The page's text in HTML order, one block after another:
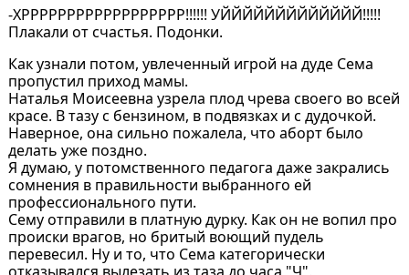
-ХРРРРРРРРРРРРРРРРРР!!!!!! УЙЙЙЙЙЙЙЙЙЙЙЙЙ!!!!!
Плакали от счастья. Подонки.
Как узнали потом, увлеченный игрой на дуде Сема
пропустил приход мамы.
Наталья Моисеевна узрела плод чрева своего во всей
красе. В тазу с бензином, в подвязках и с дудочкой.
Наверное, она сильно пожалела, что аборт было
делать уже поздно.
Я думаю, у потомственного педагога даже закрались
сомнения в правильности выбранного ей
профессионального пути.
Сему отправили в платную дурку. Как он не вопил про
происки врагов, но бритый воющий пудель
перевесил. Ну и то, что Сема категорически
отказывался вылезать из таза до часа "Ч".